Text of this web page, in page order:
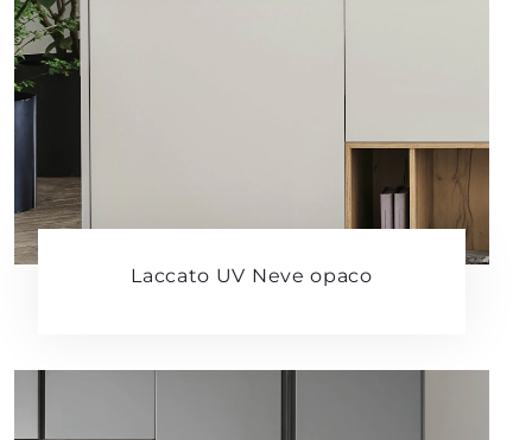
Laccato UV Neve opaco